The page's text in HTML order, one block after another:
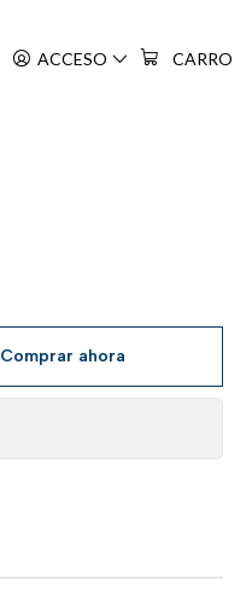
ACCESO CARRO
Comprar ahora